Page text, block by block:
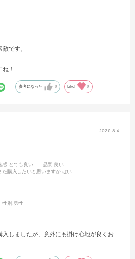
です。
！
参考になった 0 Like! 0
2026.8.4
感:とても良い 品質:良い
た購入したいと思いますか:はい
性別:男性
入しましたが、意外にも掛け心地が良くお